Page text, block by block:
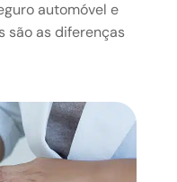
automóvel e
são as diferenças